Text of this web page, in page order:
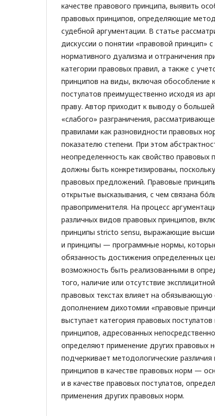
качестве правового принципа, выявить
правовых принципов, определяющие
судебной аргументации. В статье
дискуссии о понятии «правовой принцип»
нормативного дуализма и отграничения
категории правовых правил, а также с
принципов на виды, включая обособление
постулатов преимущественно исходя из
праву. Автор приходит к выводу о
«слабого» разграничения,
правилами как разновидности правовых
показателю степени. При этом
неопределенность как свойство правовых
должны быть конкретизированы,
правовых предложений. Правовые
открытые высказывания, с чем связана
правоприменителя. На процесс
различных видов правовых принципов,
принципы stricto sensu, выражающие
и принципы — программные нормы,
обязанность достижения определенных
возможность быть реализованными в
того, наличие или отсутствие
правовых текстах влияет на
дополнением дихотомии «правовые
выступает категория правовых
принципов, адресованных
определяют применение других правовых
подчеркивает методологические
принципов в качестве правовых норм —
и в качестве правовых постулатов,
применения других правовых норм.